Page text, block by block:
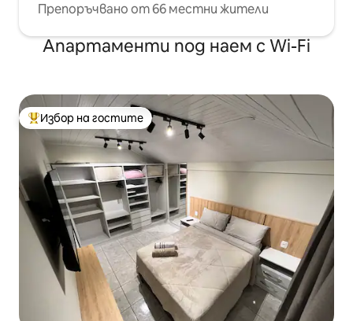
Препоръчвано от 66 местни жители
Апартаменти под наем с Wi-Fi
Най-популярен избор на гостите
Избор на гостите